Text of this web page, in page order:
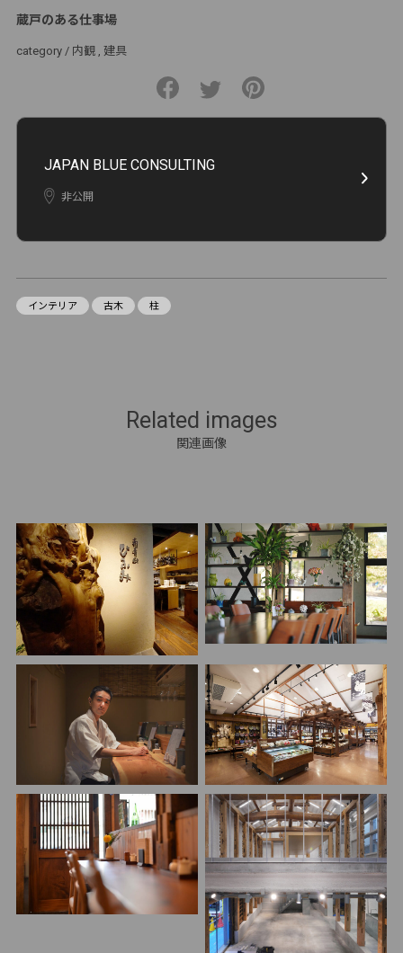
蔵戸のある仕事場
category / 内観 建具
JAPAN BLUE CONSULTING
非公開
インテリア 古木 柱
Related images
関連画像